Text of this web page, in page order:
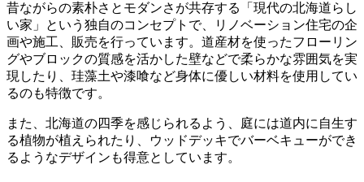
昔ながらの素朴さとモダンさが共存する「現代の北海道らし
い家」という独自のコンセプトで、リノベーション住宅の企
画や施工、販売を行っています。道産材を使ったフローリン
グやブロックの質感を活かした壁などで柔らかな雰囲気を実
現したり、珪藻土や漆喰など身体に優しい材料を使用してい
るのも特徴です。
また、北海道の四季を感じられるよう、庭には道内に自生す
る植物が植えられたり、ウッドデッキでバーベキューができ
るようなデザインも得意としています。